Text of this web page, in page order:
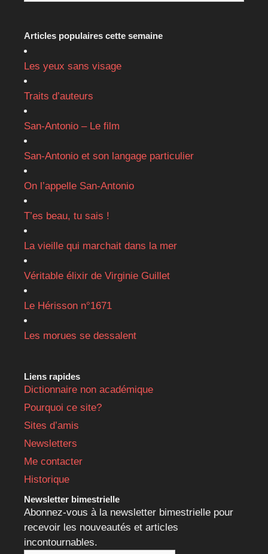
Articles populaires cette semaine
Les yeux sans visage
Traits d’auteurs
San-Antonio – Le film
San-Antonio et son langage particulier
On l’appelle San-Antonio
T’es beau, tu sais !
La vieille qui marchait dans la mer
Véritable élixir de Virginie Guillet
Le Hérisson n°1671
Les morues se dessalent
Liens rapides
Dictionnaire non académique
Pourquoi ce site?
Sites d’amis
Newsletters
Me contacter
Historique
Newsletter bimestrielle
Abonnez-vous à la newsletter bimestrielle pour
recevoir les nouveautés et articles
incontournables.